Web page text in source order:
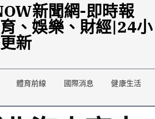
新聞網-即時報
、娛樂、財經|24小
新
體育前線 國際消息 健康生活